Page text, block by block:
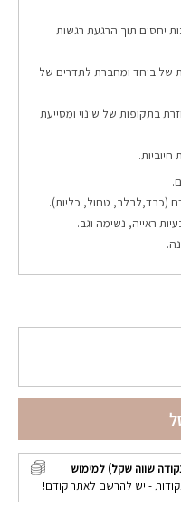
יחסים תוך הרגעת רגשות
של ביחד ומחברת לתדרים של
בתקופות של שינוי ומסייעת
(כבד,לבלב, טחול, כליות).
ראייה, נשימה וגב.
שווה שקל) למימוש
- יש להרשם לאתר קודם!